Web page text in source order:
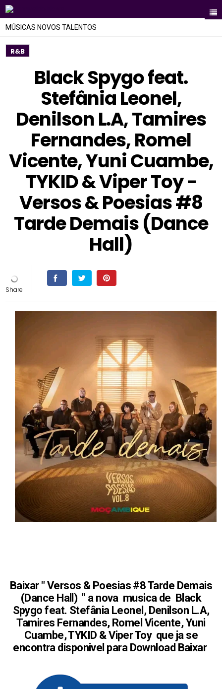
MÚSICAS NOVOS TALENTOS
R&B
Black Spygo feat.
Stefânia Leonel,
Denilson L.A, Tamires
Fernandes, Romel
Vicente, Yuni Cuambe,
TYKID & Viper Toy -
Versos & Poesias #8
Tarde Demais (Dance
Hall)
Baixar " Versos & Poesias #8 Tarde Demais
(Dance Hall) " a nova musica de Black
Spygo feat. Stefânia Leonel, Denilson L.A,
Tamires Fernandes, Romel Vicente, Yuni
Cuambe, TYKID & Viper Toy que ja se
encontra disponivel para Download Baixar